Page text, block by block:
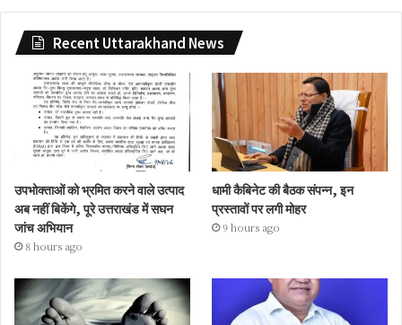
Recent Uttarakhand News
उपभोक्ताओं को भ्रमित करने वाले उत्पाद
अब नहीं बिकेंगे, पूरे उत्तराखंड में सघन
जांच अभियान
8 hours ago
धामी कैबिनेट की बैठक संपन्न, इन
प्रस्तावों पर लगी मोहर
9 hours ago